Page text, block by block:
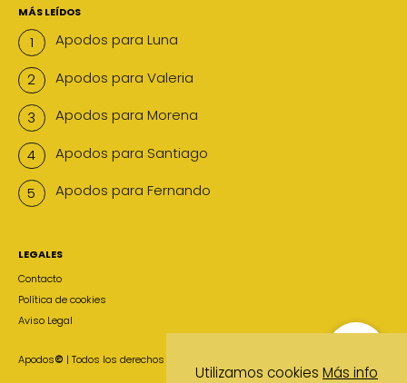
MÁS LEÍDOS
Apodos para Luna
Apodos para Valeria
Apodos para Morena
Apodos para Santiago
Apodos para Fernando
LEGALES
Contacto
Política de cookies
Aviso Legal
Apodos© | Todos los derechos reservados
Utilizamos cookies Más info